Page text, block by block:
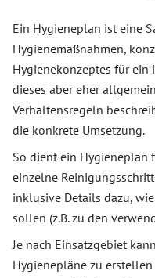
Ein Hygieneplan ist eine
Hygienemaßnahmen,
Hygienekonzeptes für ein
dieses aber eher
Verhaltensregeln
die konkrete Umsetzung.
So dient ein Hygieneplan
einzelne
inklusive Details dazu,
sollen (z.B. zu den
Je nach Einsatzgebiet
Hygienepläne zu